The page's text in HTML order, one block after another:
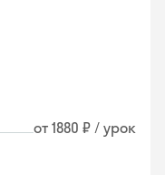
от 1880 ₽ / урок